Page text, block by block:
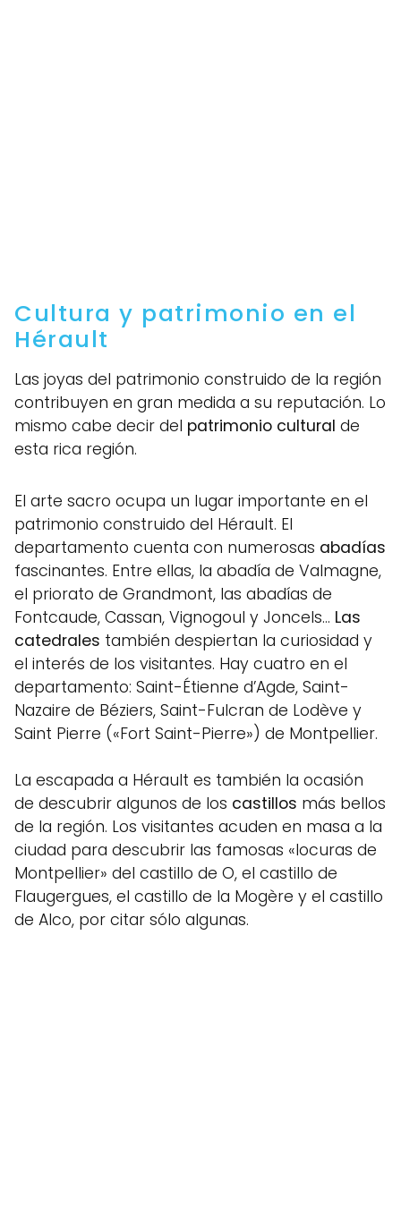
Cultura y patrimonio en el
Hérault
Las joyas del patrimonio construido de la región
contribuyen en gran medida a su reputación. Lo
mismo cabe decir del patrimonio cultural de
esta rica región.
El arte sacro ocupa un lugar importante en el
patrimonio construido del Hérault. El
departamento cuenta con numerosas abadías
fascinantes. Entre ellas, la abadía de Valmagne,
el priorato de Grandmont, las abadías de
Fontcaude, Cassan, Vignogoul y Joncels… Las
catedrales también despiertan la curiosidad y
el interés de los visitantes. Hay cuatro en el
departamento: Saint-Étienne d’Agde, Saint-
Nazaire de Béziers, Saint-Fulcran de Lodève y
Saint Pierre («Fort Saint-Pierre») de Montpellier.
La escapada a Hérault es también la ocasión
de descubrir algunos de los castillos más bellos
de la región. Los visitantes acuden en masa a la
ciudad para descubrir las famosas «locuras de
Montpellier» del castillo de O, el castillo de
Flaugergues, el castillo de la Mogère y el castillo
de Alco, por citar sólo algunas.